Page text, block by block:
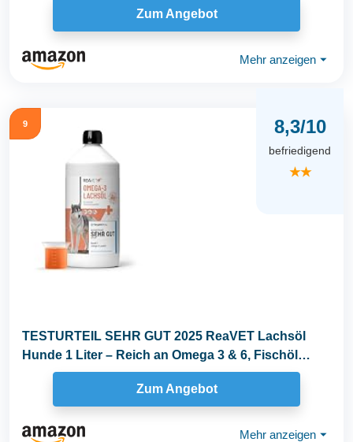
Zum Angebot
Mehr anzeigen ⏷
9 8,3/10
befriedigend
★★
TESTURTEIL SEHR GUT 2025 ReaVET Lachsöl
Hunde 1 Liter – Reich an Omega 3 & 6, Fischöl
Hund...
Zum Angebot
Mehr anzeigen ⏷